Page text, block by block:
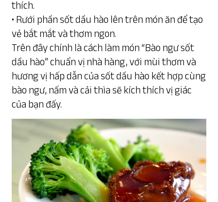
thích.
• Rưới phần sốt dầu hào lên trên món ăn để tạo
vẻ bắt mắt và thơm ngon.
Trên đây chính là cách làm món “Bào ngư sốt
dầu hào” chuẩn vị nhà hàng, với mùi thơm và
hương vị hấp dẫn của sốt dầu hào kết hợp cùng
bào ngư, nấm và cải thìa sẽ kích thích vị giác
của bạn đấy.